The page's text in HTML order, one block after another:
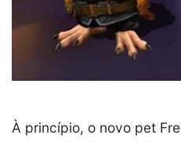
À princípio, o novo pet